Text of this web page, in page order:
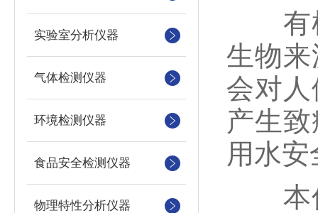
实验室分析仪器
气体检测仪器
环境检测仪器
食品安全检测仪器
物理特性分析仪器
有机
生物
会对
产生
用水
本仪